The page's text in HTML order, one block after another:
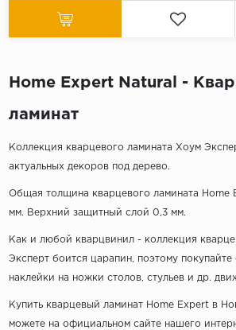
Home Expert Natural -
ламинат
Коллекция кварцевого ламината Хоум
актуальных декоров под дерево.
Общая толщина кварцевого ламината Home
мм. Верхний защитный слой 0,3 мм.
Как и любой кварцвинил - коллекция
Эксперт боится царапин, поэтому покупайте
наклейки на ножки столов, стульев и др.
Купить кварцевый ламинат Home Expert в
можете на официальном сайте нашего